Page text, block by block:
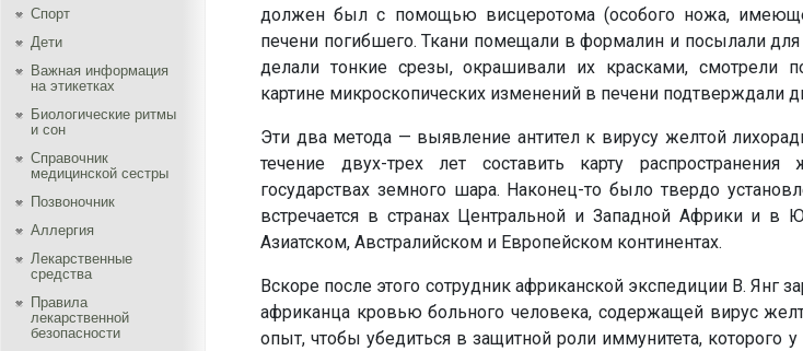
Спорт
Дети
Важная информация
на этикетках
Биологические ритмы
и сон
Справочник
медицинской сестры
Позвоночник
Аллергия
Лекарственные
средства
Правила
лекарственной
безопасности
должен был с помощью висцеротома (особого ножа,
печени погибшего. Ткани помещали в формалин и посылали
делали тонкие срезы, окрашивали их красками, смотрели
картине микроскопических изменений в печени подтверждали
Эти два метода — выявление антител к вирусу желтой
течение двух-трех лет составить карту
государствах земного шара. Наконец-то было твердо
встречается в странах Центральной и Западной Африки и в
Азиатском, Австралийском и Европейском континентах.
Вскоре после этого сотрудник африканской экспедиции В. Янг
африканца кровью больного человека, содержащей вирус
опыт, чтобы убедиться в защитной роли иммунитета, которого у